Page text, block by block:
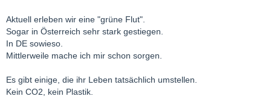
Aktuell erleben wir eine "grüne Flut".
Sogar in Österreich sehr stark gestiegen.
In DE sowieso.
Mittlerweile mache ich mir schon sorgen.
Es gibt einige, die ihr Leben tatsächlich umstellen.
Kein CO2, kein Plastik.